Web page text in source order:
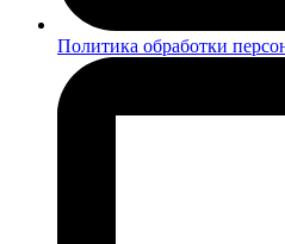
Политика обработки